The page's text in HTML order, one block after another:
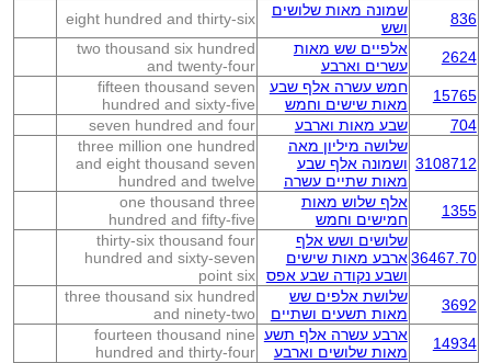
836
שמונה מאות שלושים
ושש
eight hundred and thirty-six
2624
אלפיים שש מאות
עשרים וארבע
two thousand six hundred
and twenty-four
15765
חמש עשרה אלף שבע
מאות שישים וחמש
fifteen thousand seven
hundred and sixty-five
704
שבע מאות וארבע seven hundred and four
3108712
שלושה מיליון מאה
ושמונה אלף שבע
מאות שתיים עשרה
three million one hundred
and eight thousand seven
hundred and twelve
1355
אלף שלוש מאות
חמישים וחמש
one thousand three
hundred and fifty-five
36467.70
שלושים ושש אלף
ארבע מאות שישים
ושבע נקודה שבע אפס
thirty-six thousand four
hundred and sixty-seven
point six
3692
שלושת אלפים שש
מאות תשעים ושתיים
three thousand six hundred
and ninety-two
14934
ארבע עשרה אלף תשע
מאות שלושים וארבע
fourteen thousand nine
hundred and thirty-four